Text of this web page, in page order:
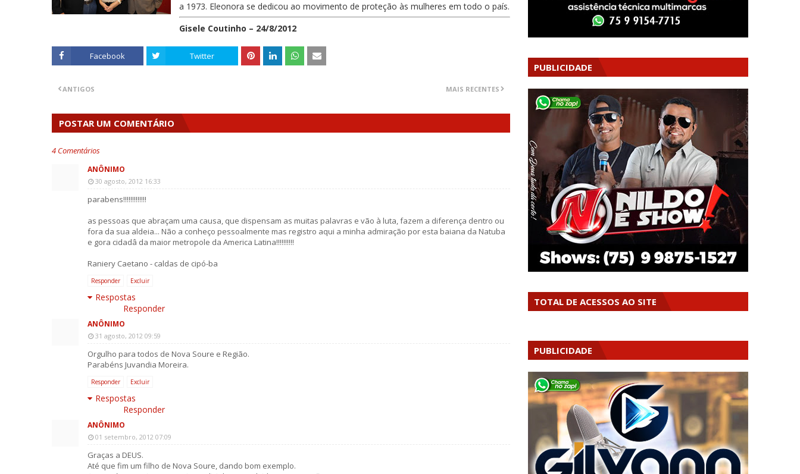
a 1973. Eleonora se dedicou ao movimento de proteção às mulheres em todo o país.
Gisele Coutinho – 24/8/2012
Facebook Twitter
MAIS RECENTES
ANTIGOS
POSTAR UM COMENTÁRIO
4 Comentários
ANÔNIMO
30 agosto, 2012 16:33
parabens!!!!!!!!!!!!!
as pessoas que abraçam uma causa, que dispensam as muitas palavras e vão à luta, fazem a diferença dentro ou
fora da sua aldeia... Não a conheço pessoalmente mas registro aqui a minha admiração por esta baiana da Natuba
e gora cidadâ da maior metropole da America Latina!!!!!!!!!!
Raniery Caetano - caldas de cipó-ba
Responder Excluir
Respostas
Responder
ANÔNIMO
31 agosto, 2012 09:59
Orgulho para todos de Nova Soure e Região.
Parabéns Juvandia Moreira.
Responder Excluir
Respostas
Responder
ANÔNIMO
01 setembro, 2012 07:09
Graças a DEUS.
Até que fim um filho de Nova Soure, dando bom exemplo.
PUBLICIDADE
TOTAL DE ACESSOS AO SITE
PUBLICIDADE